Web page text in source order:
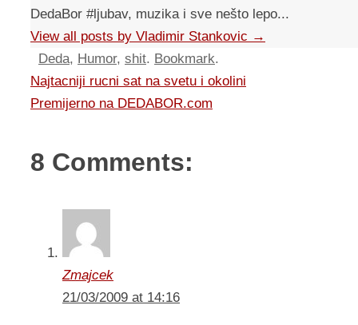
DedaBor #ljubav, muzika i sve nešto lepo...
View all posts by Vladimir Stankovic →
Deda, Humor, shit. Bookmark.
Najtacniji rucni sat na svetu i okolini
Premijerno na DEDABOR.com
8 Comments:
Zmajcek
21/03/2009 at 14:16